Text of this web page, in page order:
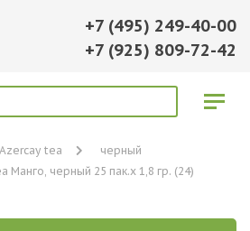
+7 (495) 249-40-00
+7 (925) 809-72-42
Azercay tea
черный
Манго, черный 25 пак.х 1,8 гр. (24)